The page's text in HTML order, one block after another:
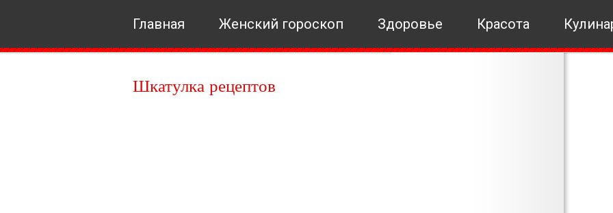
Главная Женский гороскоп Здоровье Красота
Шкатулка рецептов